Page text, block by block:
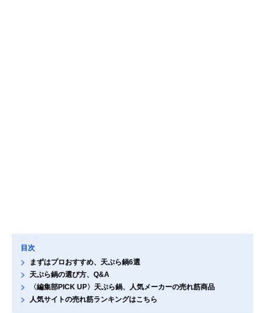
目次
まずはプロおすすめ、天ぷら鍋6選
天ぷら鍋の選び方、Q&A
〈編集部PICK UP〉天ぷら鍋、人気メーカーの売れ筋商品
人気サイトの売れ筋ランキングはこちら